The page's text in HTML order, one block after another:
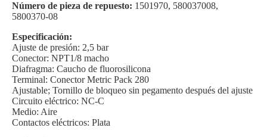
Número de pieza de repuesto: 1501970, 580037008,
5800370-08
Especificación:
Ajuste de presión: 2,5 bar
Conector: NPT1/8 macho
Diafragma: Caucho de fluorosilicona
Terminal: Conector Metric Pack 280
Ajustable; Tornillo de bloqueo sin pegamento después del ajuste
Circuito eléctrico: NC-C
Medio: Aire
Contactos eléctricos: Plata